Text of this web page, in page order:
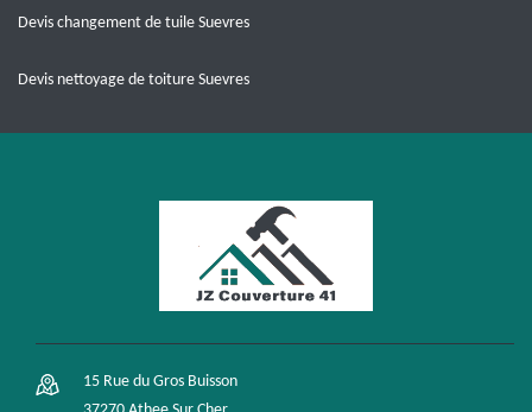
Devis changement de tuile Suevres
Devis nettoyage de toiture Suevres
15 Rue du Gros Buisson